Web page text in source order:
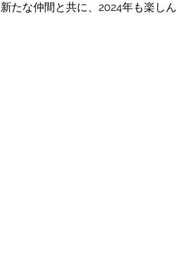
新たな仲間と共に、2024年も楽し